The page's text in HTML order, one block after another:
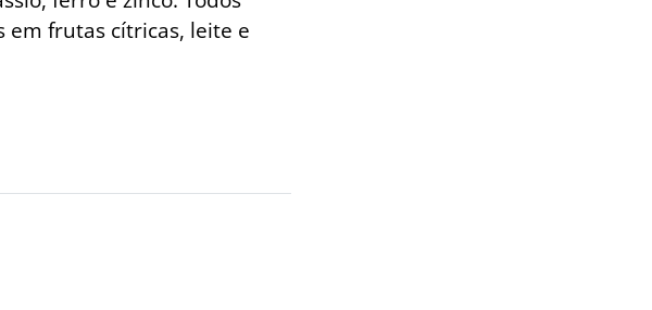
frutas cítricas, leite e